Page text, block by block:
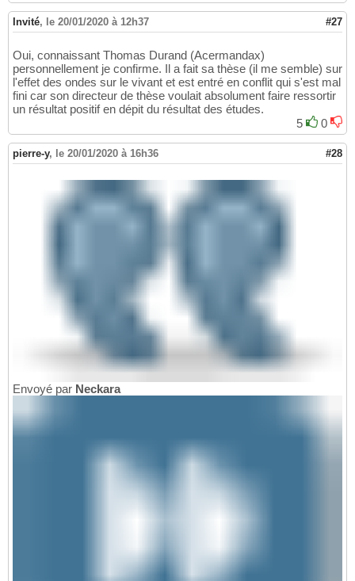
Invité, le 20/01/2020 à 12h37 #27
Oui, connaissant Thomas Durand (Acermandax)
personnellement je confirme. Il a fait sa thèse (il me semble) sur
l'effet des ondes sur le vivant et est entré en conflit qui s'est mal
fini car son directeur de thèse voulait absolument faire ressortir
un résultat positif en dépit du résultat des études.
5
0
pierre-y, le 20/01/2020 à 16h36 #28
Envoyé par Neckara